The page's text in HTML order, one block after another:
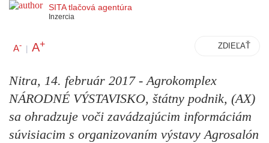
SITA tlačová agentúra
Inzercia
A- | A+ ZDIEĽAŤ
Nitra, 14. február 2017 - Agrokomplex
NÁRODNÉ VÝSTAVISKO, štátny podnik, (AX)
sa ohradzuje voči zavádzajúcim informáciám
súvisiacim s organizovaním výstavy Agrosalón